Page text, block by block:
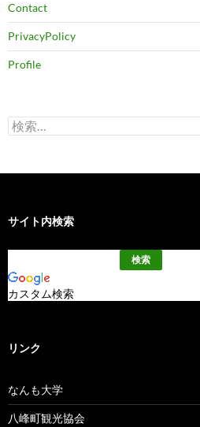
Contact
PrivacyPolicy
Profile
検
索:
サイト内検索
カスタム検索
リンク
なんも大学
八峰町観光協会